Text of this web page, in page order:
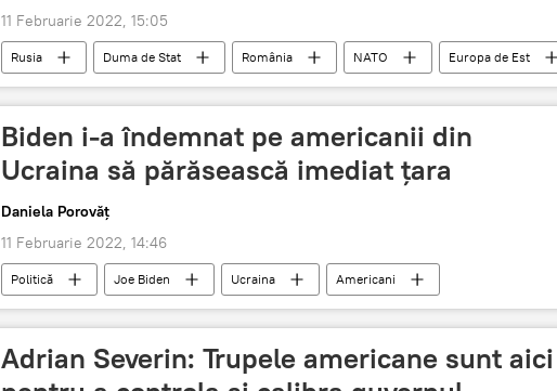
11 Februarie 2022, 15:05
Rusia Duma de Stat România NATO Europa de Est
Biden i-a îndemnat pe americanii din
Ucraina să părăsească imediat ţara
Daniela Porovăț
11 Februarie 2022, 14:46
Politică Joe Biden Ucraina Americani
Adrian Severin: Trupele americane sunt aici